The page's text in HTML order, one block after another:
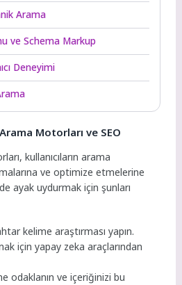
Arama
ve Schema Markup
Deneyimi
Motorları ve SEO
kullanıcıların arama
ve optimize etmelerine
ayak uydurmak için şunları
kelime araştırması yapın.
için yapay zeka araçlarından
odaklanın ve içeriğinizi bu